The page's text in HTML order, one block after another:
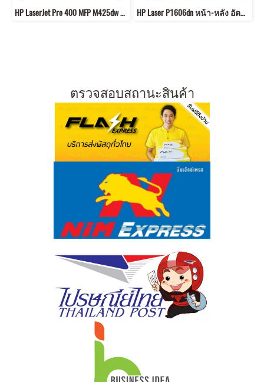
HP LaserJet Pro 400 MFP M425dw พร้อมหมึกใหม่ รุ่นนี้รองรับ WiFi HP Laser P1606dn หน้า-หลัง อัตโนมัติ networkได้ +มีหมึก พร้อมใช้งาน
ตรวจสอบสถานะสินค้า